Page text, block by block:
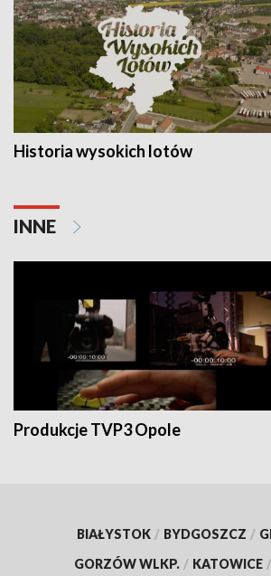
Historia wysokich lotów
INNE
Produkcje TVP3 Opole
BIAŁYSTOK / BYDGOSZCZ /
GORZÓW WLKP. / KATOWICE /